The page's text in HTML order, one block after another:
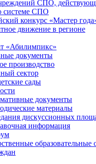
СПО,
системе СПО
конкурс «Мастер
движение в регионе
«Абилимпикс»
документы
производство
сектор
сады
документы
материалы
дискуссионных
информация